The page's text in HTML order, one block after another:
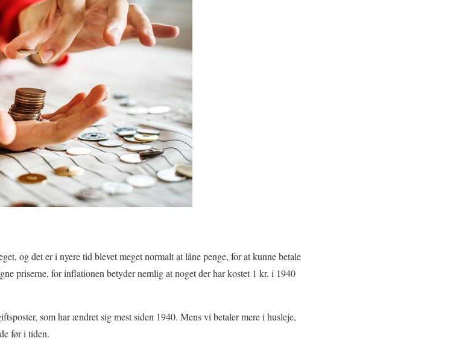
og det er i nyere tid blevet meget normalt at låne penge, for at kunne betale
priserne, for inflationen betyder nemlig at noget der har kostet 1 kr. i 1940
som har ændret sig mest siden 1940. Mens vi betaler mere i husleje,
før i tiden.